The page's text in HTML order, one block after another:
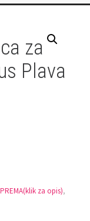
za
Plava
za opis),